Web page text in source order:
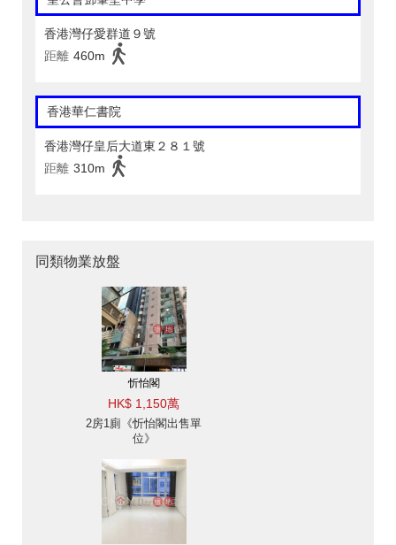
香港灣仔愛群道９號
距離 460m
香港華仁書院
香港灣仔皇后大道東２８１號
距離 310m
同類物業放盤
忻怡閣
HK$ 1,150萬
2房1廁《忻怡閣出售單
位》